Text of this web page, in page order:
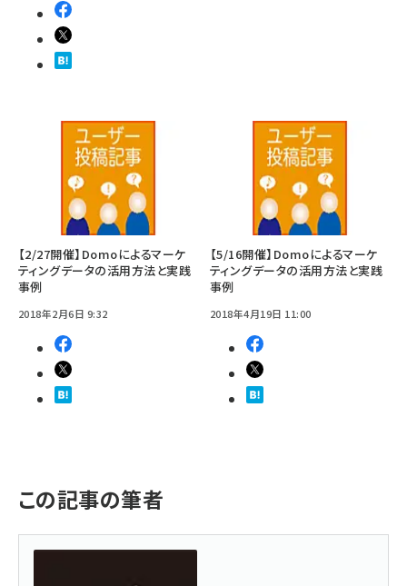
【2/27開催】Domoによるマーケ
ティングデータの活用方法と実践
事例
2018年2月6日 9:32
【5/16開催】Domoによるマーケ
ティングデータの活用方法と実践
事例
2018年4月19日 11:00
この記事の筆者